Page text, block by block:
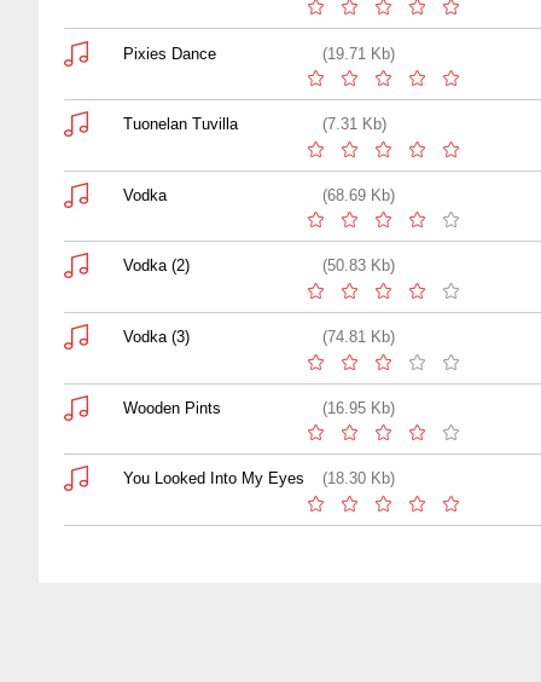
Pixies Dance (19.71 Kb)
Tuonelan Tuvilla (7.31 Kb)
Vodka (68.69 Kb)
Vodka (2) (50.83 Kb)
Vodka (3) (74.81 Kb)
Wooden Pints (16.95 Kb)
You Looked Into My Eyes (18.30 Kb)